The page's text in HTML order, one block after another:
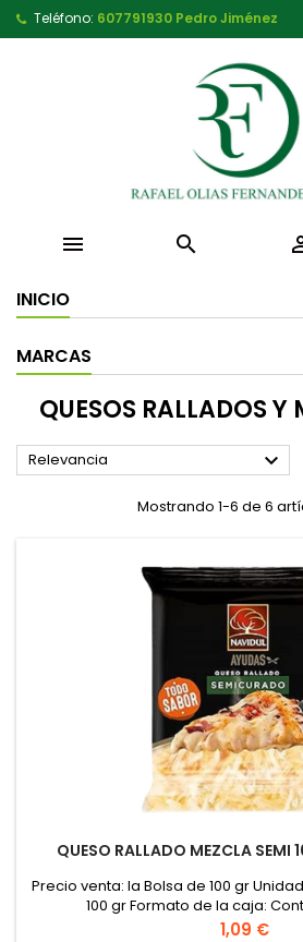
Teléfono: 607791930 Pedro Jiménez
 
INICIO
MARCAS
QUESOS RALLADOS Y
Relevancia 
Mostrando 1-6 de 6
QUESO RALLADO MEZCLA SEMI
Precio venta: la Bolsa de 100 gr
100 gr Formato de la caja:
Precio
1,09 €